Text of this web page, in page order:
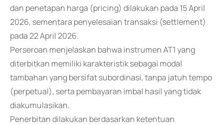
dan penetapan harga (pricing) dilakukan pada 15 April
2026, sementara penyelesaian transaksi (settlement)
pada 22 April 2026.
Perseroan menjelaskan bahwa instrumen AT1 yang
diterbitkan memiliki karakteristik sebagai modal
tambahan yang bersifat subordinasi, tanpa jatuh tempo
(perpetual), serta pembayaran imbal hasil yang tidak
diakumulasikan.
Penerbitan dilakukan berdasarkan ketentuan